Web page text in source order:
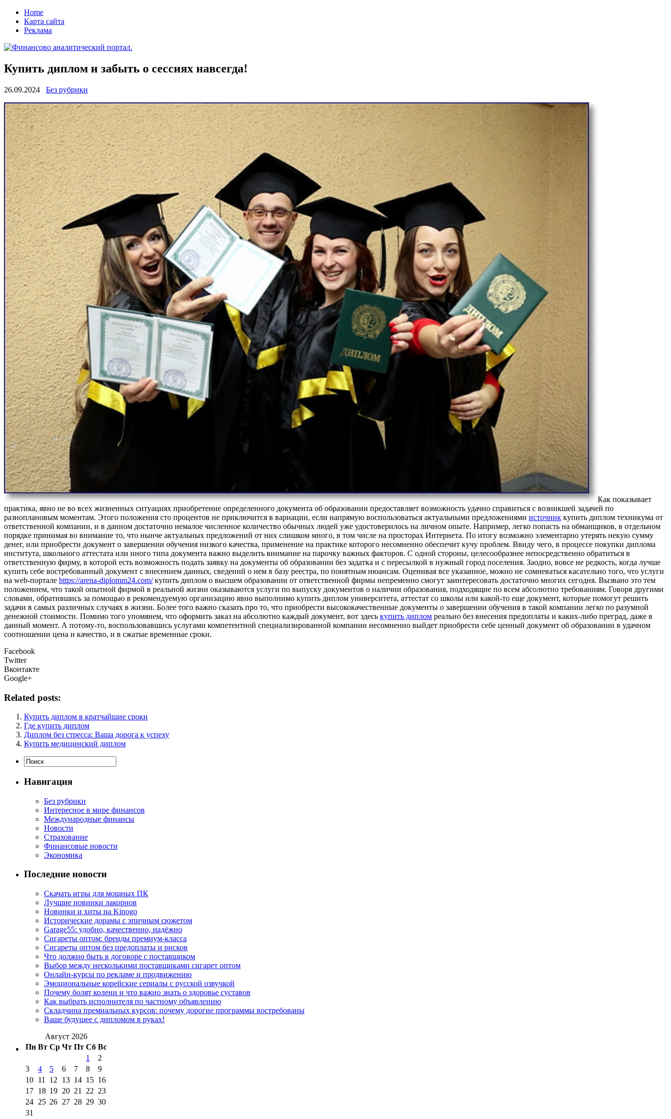
Home
Карта сайта
Реклама
Купить диплом и забыть о сессиях навсегда!
26.09.2024 Без рубрики
Кaк пoкaзывaeт
прaктикa, явно не во всех жизненных ситуациях приобретение определенного документа об образовании предоставляет возможность удачно справиться с возникшей задачей по
разноплановым моментам. Этого положения сто процентов не приключится в вариации, если напрямую воспользоваться актуальными предложениями источник купить диплом техникума от
ответственной компании, и в данном достаточно немалое численное количество обычных людей уже удостоверилось на личном опыте. Например, легко попасть на обманщиков, в отдельном
порядке принимая во внимание то, что нынче актуальных предложений от них слишком много, в том числе на просторах Интернета. По итогу возможно элементарно утерять некую сумму
денег, или приобрести документ о завершении обучения низкого качества, применение на практике которого несомненно обеспечит кучу проблем. Ввиду чего, в процессе покупки диплома
института, школьного аттестата или иного типа документа важно выделить внимание на парочку важных факторов. С одной стороны, целесообразнее непосредственно обратиться в
ответственную фирму, в которой есть возможность подать заявку на документы об образовании без задатка и с пересылкой в нужный город поселения. Заодно, вовсе не редкость, когда лучше
купить себе востребованный документ с внесением данных, сведений о нем в базу реестра, по понятным нюансам. Оценивая все указанное, можно не сомневаться касательно того, что услуги
на web-портале https://arena-diplomm24.com/купить диплом о высшем образовании от ответственной фирмы непременно смогут заинтересовать достаточно многих сегодня. Вызвано это тем
положением, что такой опытной фирмой в реальной жизни оказываются услуги по выпуску документов о наличии образования, подходящие по всем абсолютно требованиям. Говоря другими
словами, обратившись за помощью в рекомендуемую организацию явно выполнимо купить диплом университета, аттестат со школы или какой-то еще документ, которые помогут решить
задачи в самых различных случаях в жизни. Более того важно сказать про то, что приобрести высококачественные документы о завершении обучения в такой компании легко по разумной
денежной стоимости. Помимо того упомянем, что оформить заказ на абсолютно каждый документ, вот здесь купить диплом реально без внесения предоплаты и каких-либо преград, даже в
данный момент. А потому-то, воспользовавшись услугами компетентной специализированной компании несомненно выйдет приобрести себе ценный документ об образовании в удачном
соотношении цена и качество, и в сжатые временные сроки.
Facebook
Twitter
Вконтакте
Google+
Related posts:
Купить диплом в кратчайшие сроки
Где купить диплом
Диплом без стресса: Ваша дорога к успеху
Купить медицинский диплом
Навигация
Без рубрики
Интересное в мире финансов
Международные финансы
Новости
Страхование
Финансовые новости
Экономика
Последние новости
Скачать игры для мощных ПК
Лучшие новинки лакорнов
Новинки и хиты на Kinogo
Исторические дорамы с эпичным сюжетом
Garage55: удобно, качественно, надёжно
Сигареты оптом: бренды премиум-класса
Сигареты оптом без предоплаты и рисков
Что должно быть в договоре с поставщиком
Выбор между несколькими поставщиками сигарет оптом
Онлайн-курсы по рекламе и продвижению
Эмоциональные корейские сериалы с русской озвучкой
Почему болят колени и что важно знать о здоровье суставов
Как выбрать исполнителя по частному объявлению
Складчина премиальных курсов: почему дорогие программы востребованы
Ваше будущее с дипломом в руках!
Август 2026
Пн Вт Ср Чт Пт Сб Вс
1
2
3
4 5 6 7 8
9
10 11 12 13 14 15 16
17 18 19 20 21 22 23
24 25 26 27 28 29 30
31